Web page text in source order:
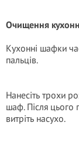
Очищення
Кухонні шафки
пальців.
Нанесіть трохи
шаф. Після цього
витріть насухо.